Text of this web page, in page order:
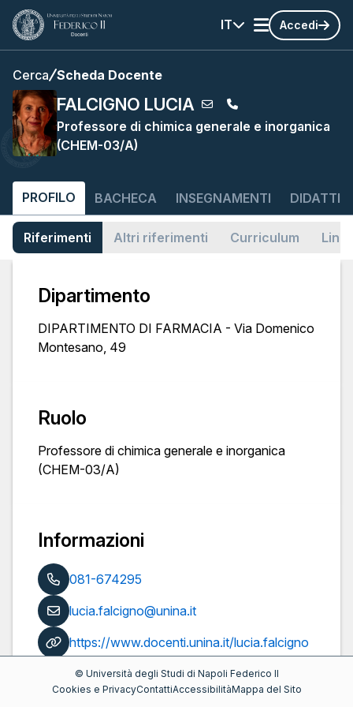
IT Accedi
Cerca Scheda Docente
FALCIGNO LUCIA
Professore di chimica generale e inorganica
(CHEM-03/A)
PROFILO BACHECA INSEGNAMENTI
Riferimenti Altri riferimenti Curriculum Links
Dipartimento
DIPARTIMENTO DI FARMACIA - Via Domenico
Montesano, 49
Ruolo
Professore di chimica generale e inorganica
(CHEM-03/A)
Informazioni
081-674295
lucia.falcigno@unina.it
https://www.docenti.unina.it/lucia.falcigno
Pubblicazioni
© Università degli Studi di Napoli Federico II
Cookies e PrivacyContattiAccessibilitàMappa del Sito